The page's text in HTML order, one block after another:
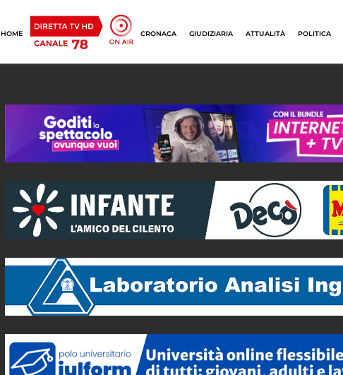
HOME CRONACA GIUDIZIARIA ATTUALITÀ POLITICA